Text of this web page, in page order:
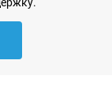
характер